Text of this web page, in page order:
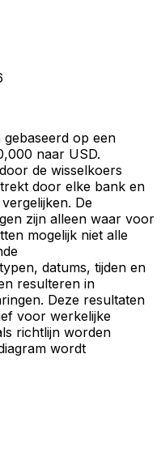
gebaseerd op een
naar USD.
de wisselkoers
door elke bank en
De
zijn alleen waar voor
mogelijk niet alle
datums, tijden en
resulteren in
Deze resultaten
voor werkelijke
richtlijn worden
wordt